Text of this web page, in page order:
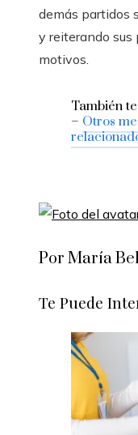
demás partidos
y reiterando sus
motivos.
También
– Otros
Por María
Te Puede